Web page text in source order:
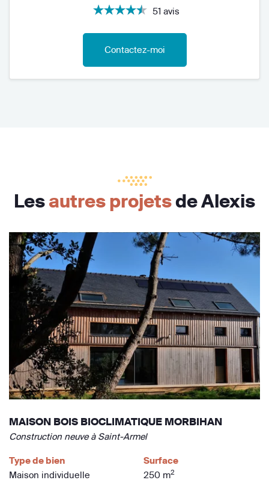
51 avis
Contactez-moi
Lesautres projetsde Alexis
MAISON BOIS BIOCLIMATIQUE MORBIHAN
Construction neuve à Saint-Armel
Type de bien
Maison individuelle
Surface
250 m2